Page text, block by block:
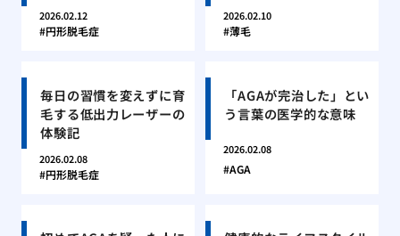
2026.02.12
円形脱毛症
2026.02.10
薄毛
毎日の習慣を変えずに育
毛する低出力レーザーの
体験記
2026.02.08
円形脱毛症
「AGAが完治した」とい
う言葉の医学的な意味
2026.02.08
AGA